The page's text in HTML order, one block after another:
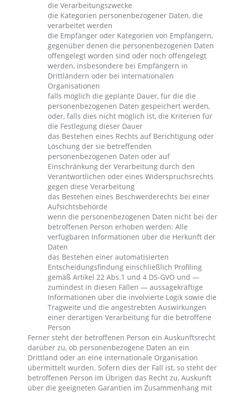
die Verarbeitungszwecke
die Kategorien personenbezogener Daten, die
verarbeitet werden
die Empfänger oder Kategorien von Empfängern,
gegenüber denen die personenbezogenen Daten
offengelegt worden sind oder noch offengelegt
werden, insbesondere bei Empfängern in
Drittländern oder bei internationalen
Organisationen
falls möglich die geplante Dauer, für die die
personenbezogenen Daten gespeichert werden,
oder, falls dies nicht möglich ist, die Kriterien für
die Festlegung dieser Dauer
das Bestehen eines Rechts auf Berichtigung oder
Löschung der sie betreffenden
personenbezogenen Daten oder auf
Einschränkung der Verarbeitung durch den
Verantwortlichen oder eines Widerspruchsrechts
gegen diese Verarbeitung
das Bestehen eines Beschwerderechts bei einer
Aufsichtsbehörde
wenn die personenbezogenen Daten nicht bei der
betroffenen Person erhoben werden: Alle
verfügbaren Informationen über die Herkunft der
Daten
das Bestehen einer automatisierten
Entscheidungsfindung einschließlich Profiling
gemäß Artikel 22 Abs.1 und 4 DS-GVO und —
zumindest in diesen Fällen — aussagekräftige
Informationen über die involvierte Logik sowie die
Tragweite und die angestrebten Auswirkungen
einer derartigen Verarbeitung für die betroffene
Person
Ferner steht der betroffenen Person ein Auskunftsrecht
darüber zu, ob personenbezogene Daten an ein
Drittland oder an eine internationale Organisation
übermittelt wurden. Sofern dies der Fall ist, so steht der
betroffenen Person im Übrigen das Recht zu, Auskunft
über die geeigneten Garantien im Zusammenhang mit